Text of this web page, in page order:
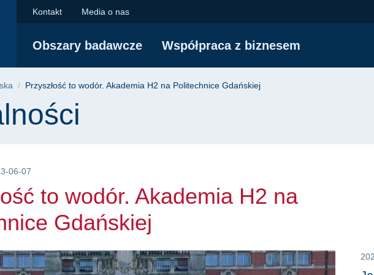
wodór. Akademia H2 na
Kontakt Media o nas
Obszary badawcze Współpraca z biznesem
nawigacyjna
Przyszłość to wodór. Akademia H2 na Politechnice Gdańskiej
06-07
to wodór. Akademia H2 na
Gdańskiej